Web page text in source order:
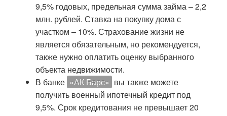
9,5% годовых, предельная сумма займа – 2,2
млн. рублей. Ставка на покупку дома с
участком – 10%. Страхование жизни не
является обязательным, но рекомендуется,
также нужно оплатить оценку выбранного
объекта недвижимости.
В банке «АК Барс» вы также можете
получить военный ипотечный кредит под
9,5%. Срок кредитования не превышает 20